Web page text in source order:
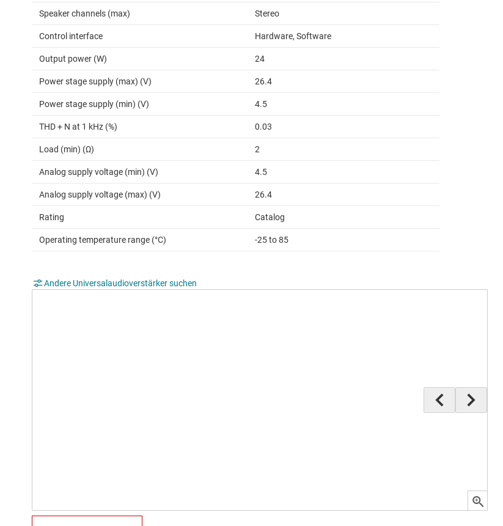
Speaker channels (max) Stereo
Control interface Hardware, Software
Output power (W) 24
Power stage supply (max) (V) 26.4
Power stage supply (min) (V) 4.5
THD + N at 1 kHz (%) 0.03
Load (min) (Ω) 2
Analog supply voltage (min) (V) 4.5
Analog supply voltage (max) (V) 26.4
Rating Catalog
Operating temperature range (°C) -25 to 85
Andere Universalaudioverstärker suchen